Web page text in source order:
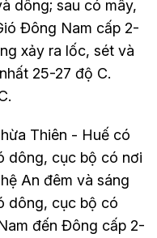
dông; sau có mây,
Đông Nam cấp 2-
xảy ra lốc, sét và
25-27 độ C.
Thiên - Huế có
dông, cục bộ có nơi
An đêm và sáng
dông, cục bộ có
đến Đông cấp 2-